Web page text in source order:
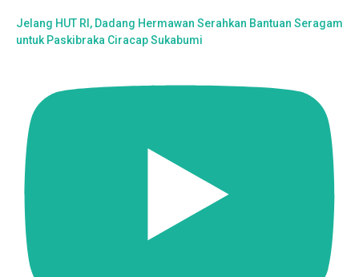
Jelang HUT RI, Dadang Hermawan Serahkan Bantuan Seragam
untuk Paskibraka Ciracap Sukabumi